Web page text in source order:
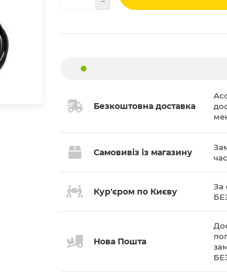
Безкоштовна доставка
Самовивіз із магазину
час
Кур'єром по Києву
За
Нова Пошта